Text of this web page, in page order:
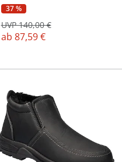
37 %
ab 87,59 €
UVP 140,00 €